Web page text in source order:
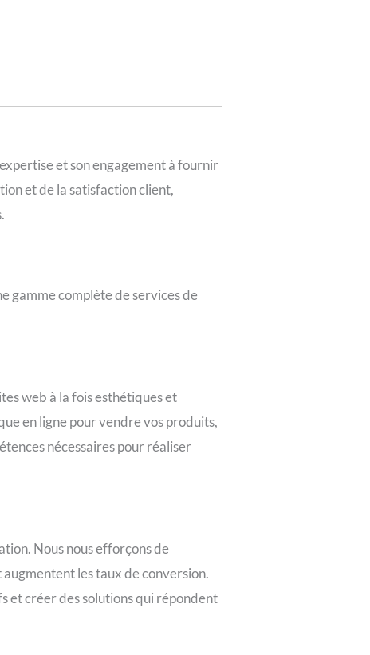
et son engagement à fournir
et de la satisfaction client,
gamme complète de services de
web à la fois esthétiques et
en ligne pour vendre vos produits,
nécessaires pour réaliser
Nous nous efforçons de
les taux de conversion.
et créer des solutions qui répondent